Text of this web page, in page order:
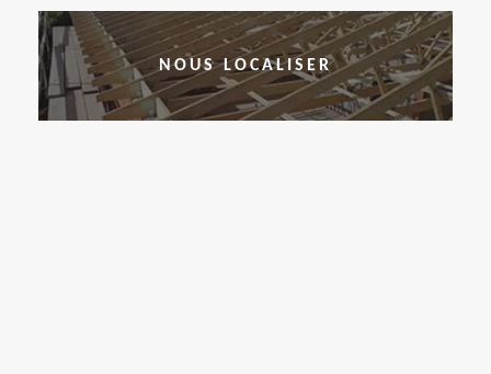
NOUS LOCALISER